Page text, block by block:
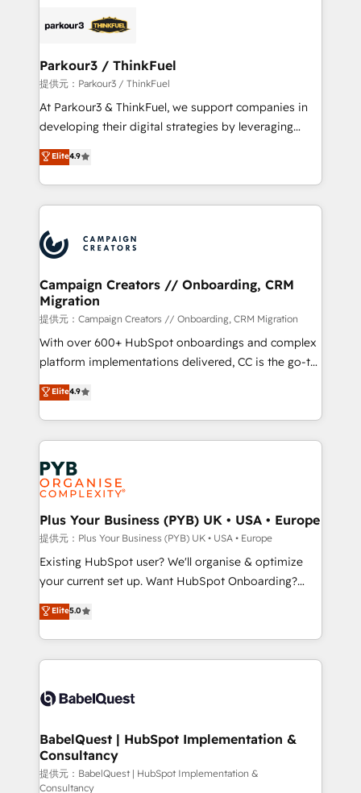
strategies that integrate data-driven marketing,
companies scale faster and smarter. 🔹 BOOMS:
Demand generation for all your buyers With BOOMS,
you invest in 100% of your buyers, accelerating your
growth and positioning yourself as an undisputed
transformation process A methodology designed to
implement HubSpot effectively and optimize your
record of business transformation, our growth-first
approach has helped brands dominate their
Parkour3 / ThinkFuel
提供元：Parkour3 / ThinkFuel
At Parkour3 & ThinkFuel, we support companies in
developing their digital strategies by leveraging
technologies and automating their marketing and
sales processes to generate growth. Our offer spans
from Strategy to Operations. We specialize in CRM
onboarding and implementation, web design, sales
extensive experience working with tech companies
and manufacturers since 2002, we are committed to
empowering our clients and developing their
autonomy. Get to grips with HubSpot through
guided implementation and seamless integration of
the CRM platform into your digital ecosystem. Would
you like support in deploying your inbound
to your needs and sales objectives. With 125+
certifications, we are part of the most certified
services are offered in both English & French.
Elite4.9
Campaign Creators // Onboarding, CRM
Migration
提供元：Campaign Creators // Onboarding, CRM Migration
With over 600+ HubSpot onboardings and complex
platform implementations delivered, CC is the go-to
Elite Solutions Partner for businesses ready to
migrate, replatform, and scale smarter. We specialize
in high-impact CRM and CMS migrations and
onboarding from platforms like Salesforce, NetSuite,
Zoho, Pardot, Marketo, Microsoft Dynamics, Wix,
WordPress and legacy CRMs, turning fragmented
systems into unified, growth-ready HubSpot
architectures that accelerate revenue operations and
performance. - Multi-object CRM migration, cleanup,
and implementation. - Pre-built and custom
integrations across your full tech stack. - Custom
- Dashboards, lifecycle campaigns, and lead
nurturing sequences. - Cross-hub setup across
scalable retainers. Let’s make HubSpot your most
powerful growth engine. Built to convert, scale, and
Elite4.9
Plus Your Business (PYB) UK • USA • Europe
提供元：Plus Your Business (PYB) UK • USA • Europe
Existing HubSpot user? We'll organise & optimize
your current set up. Want HubSpot Onboarding?
We'll customise your CRM & automate your business
processes. Welcome to our Profile! We can help
with... • CRM implementation, reports & workflows,
and team training • CRM migration: Salesforce,
Custom API integrations & ERP systems inc. SAP and
super skilled members) • 150+ Clients for Sales Hub,
Marketing Hub, Service Hub, Data Hub and Website
(CMS) • ISO/IEC 27001:2022, ISO 9001:2015 and
Elite5.0
BabelQuest | HubSpot Implementation &
Consultancy
提供元：BabelQuest | HubSpot Implementation &
Consultancy